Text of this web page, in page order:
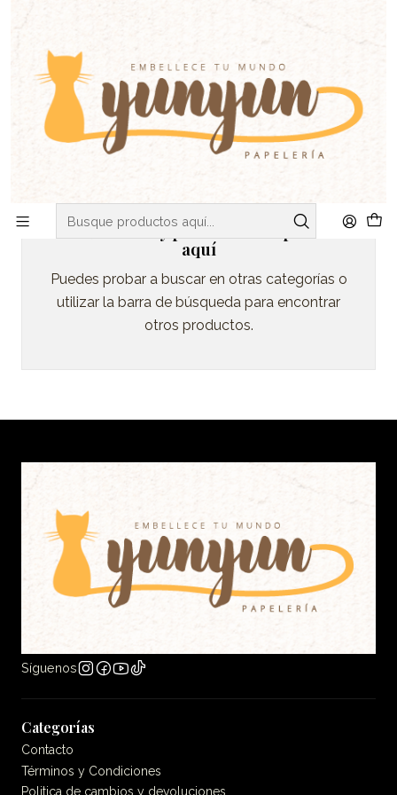
ENVIOS DE MARTES A VIERNES - RETIRO EN VIÑA DEL MAR
Inicio SELLOS & TIMBRES
Sellos de Lacre
Sellos Personalizados
Pack Sellos
sello adhesivo personalizado
sello adhesivo personalizado
Todavía no hay productos disponibles
aquí
Puedes probar a buscar en otras categorías o
utilizar la barra de búsqueda para encontrar
otros productos.
Síguenos
Categorías
Contacto
Términos y Condiciones
Politica de cambios y devoluciones